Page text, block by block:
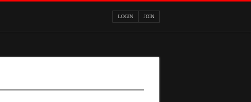
LOGIN JOIN